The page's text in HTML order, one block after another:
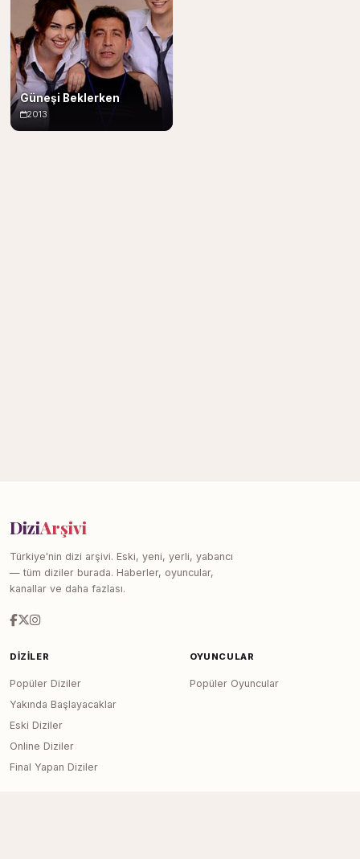
Güneşi Beklerken
2013
DiziArşivi
Türkiye'nin dizi arşivi. Eski, yeni, yerli, yabancı
— tüm diziler burada. Haberler, oyuncular,
kanallar ve daha fazlası.
DIZILER
Popüler Diziler
Yakında Başlayacaklar
Eski Diziler
Online Diziler
Final Yapan Diziler
OYUNCULAR
Popüler Oyuncular